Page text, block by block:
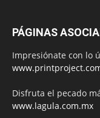
PÁGINAS
Impresiónate con lo
Disfruta el pecado
www.lagula.com.mx